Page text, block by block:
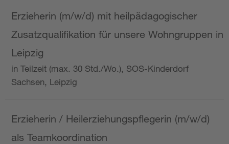
Erzieherin (m/w/d) mit heilpädagogischer
Zusatzqualifikation für unsere Wohngruppen in
Leipzig
in Teilzeit (max. 30 Std./Wo.), SOS-Kinderdorf
Sachsen, Leipzig
Erzieherin / Heilerziehungspflegerin (m/w/d)
als Teamkoordination